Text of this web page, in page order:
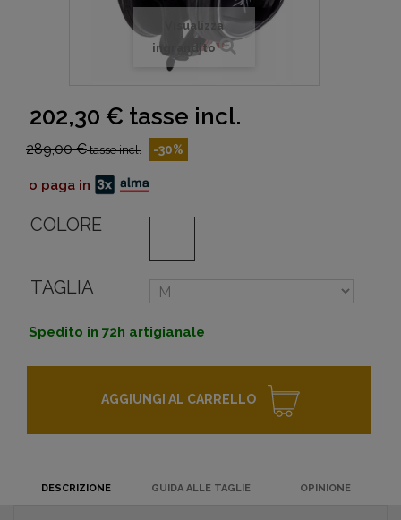
Visualizza
ingrandito
202,30 € tasse incl.
289,00 €tasse incl. -30%
o paga in
COLORE
TAGLIA
Spedito in 72h artigianale
AGGIUNGI AL CARRELLO
DESCRIZIONE GUIDA ALLE TAGLIE OPINIONE